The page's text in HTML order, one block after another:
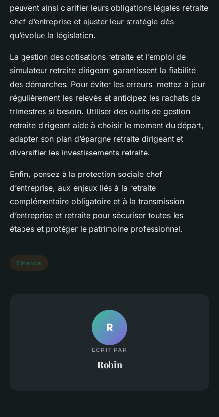
peuvent ainsi clarifier leurs obligations légales retraite
chef d’entreprise et ajuster leur stratégie dès
qu’évolue la législation.
La gestion des cotisations retraite et l’emploi de
simulateur retraite dirigeant garantissent la fiabilité
des démarches. Pour éviter les erreurs, mettez à jour
régulièrement les relevés et anticipez les rachats de
trimestres si besoin. Utiliser des outils de gestion
retraite dirigeant aide à choisir le moment du départ,
adapter son plan d’épargne retraite dirigeant et
diversifier les investissements retraite.
Enfin, pensez à la protection sociale chef
d’entreprise, aux enjeux liés à la retraite
complémentaire obligatoire et à la transmission
d’entreprise et retraite pour sécuriser toutes les
étapes et protéger le patrimoine professionnel.
Finance
R
ECRIT PAR
Robin